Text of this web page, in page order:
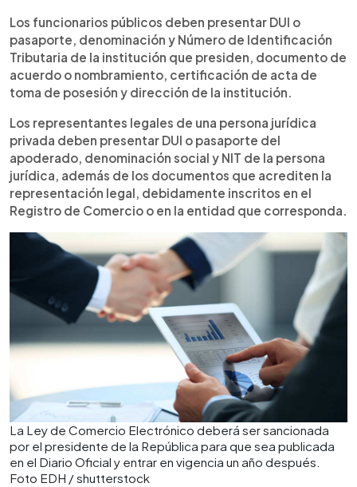
Los funcionarios públicos deben presentar DUI o
pasaporte, denominación y Número de Identificación
Tributaria de la institución que presiden, documento de
acuerdo o nombramiento, certificación de acta de
toma de posesión y dirección de la institución.
Los representantes legales de una persona jurídica
privada deben presentar DUI o pasaporte del
apoderado, denominación social y NIT de la persona
jurídica, además de los documentos que acrediten la
representación legal, debidamente inscritos en el
Registro de Comercio o en la entidad que corresponda.
La Ley de Comercio Electrónico deberá ser sancionada
por el presidente de la República para que sea publicada
en el Diario Oficial y entrar en vigencia un año después.
Foto EDH / shutterstock